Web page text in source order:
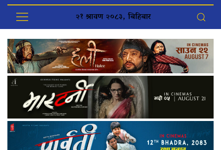
२१ श्रावण २०८३, बिहिबार